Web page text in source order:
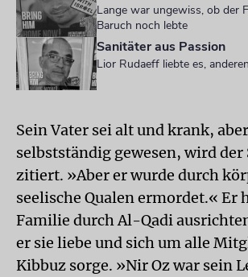
Lange war ungewiss, ob der
Baruch noch lebte
Sanitäter aus Passion
Lior Rudaeff liebte es,
Sein Vater sei alt und krank,
selbstständig gewesen, wird
zitiert. »Aber er wurde durch
seelische Qualen ermordet.« Er
Familie durch Al-Qadi
er sie liebe und sich um alle
Kibbuz sorge. »Nir Oz war sein